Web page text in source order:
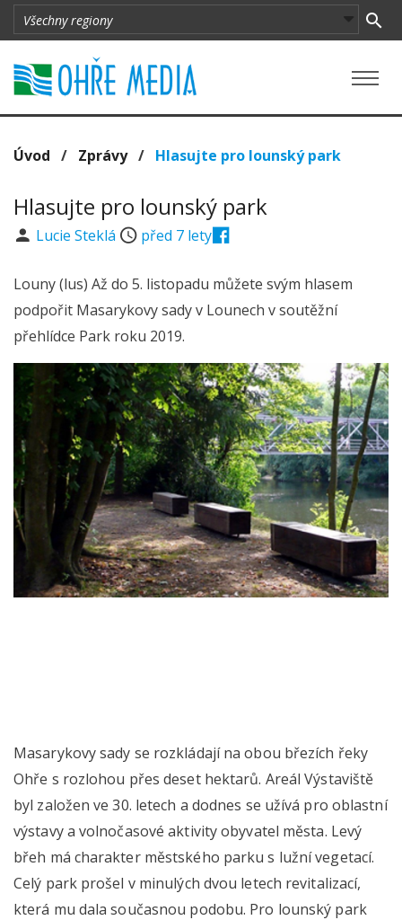
Úvod / Zprávy/ Hlasujte pro lounský park
Hlasujte pro lounský park
Lucie Steklá před 7 lety
Louny (lus) Až do 5. listopadu můžete svým hlasem
podpořit Masarykovy sady v Lounech v soutěžní
přehlídce Park roku 2019.
Masarykovy sady se rozkládají na obou březích řeky
Ohře s rozlohou přes deset hektarů. Areál Výstaviště
byl založen ve 30. letech a dodnes se užívá pro oblastní
výstavy a volnočasové aktivity obyvatel města. Levý
břeh má charakter městského parku s lužní vegetací.
Celý park prošel v minulých dvou letech revitalizací,
která mu dala současnou podobu. Pro lounský park